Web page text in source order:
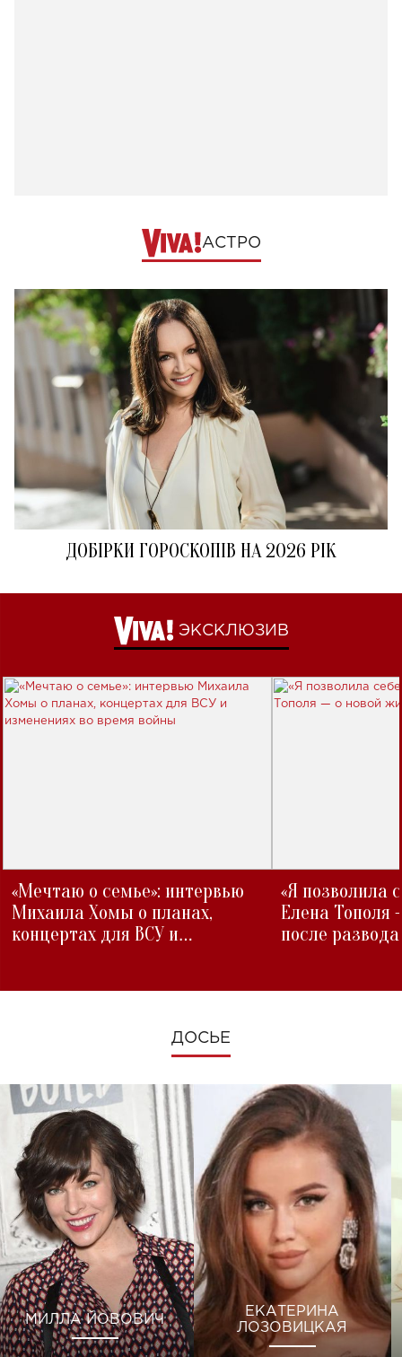
АСТРО
ДОБІРКИ ГОРОСКОПІВ НА 2026 РІК
ЭКСКЛЮЗИВ
«Мечтаю о семье»: интервью
Михаила Хомы о планах,
концертах для ВСУ и
«Я позволила
Елена Тополя
после развода
ДОСЬЕ
МИЛЛА ЙОВОВИЧ
ЕКАТЕРИНА
ЛОЗОВИЦКАЯ